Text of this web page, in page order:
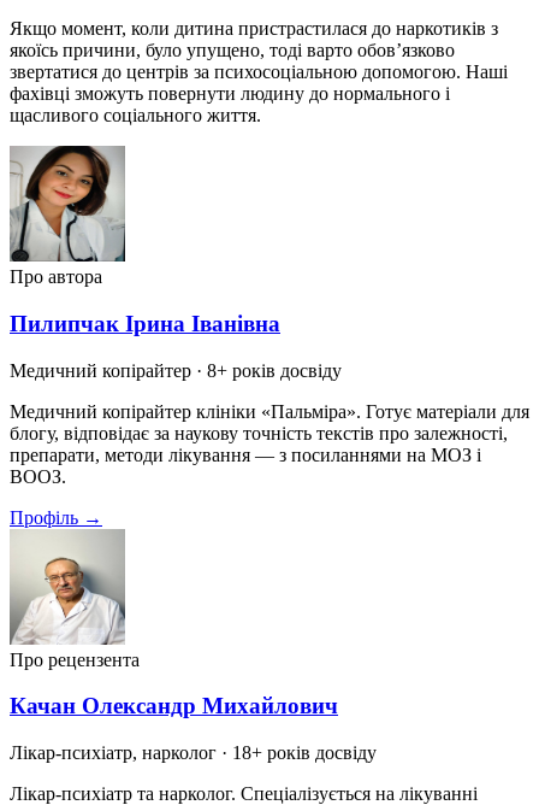
Якщо момент, коли дитина пристрастилася до наркотиків з
якоїсь причини, було упущено, тоді варто обов’язково
звертатися до центрів за психосоціальною допомогою. Наші
фахівці зможуть повернути людину до нормального і
щасливого соціального життя.
Про автора
Пилипчак Ірина Іванівна
Медичний копірайтер · 8+ років досвіду
Медичний копірайтер клініки «Пальміра». Готує матеріали для
блогу, відповідає за наукову точність текстів про залежності,
препарати, методи лікування — з посиланнями на МОЗ і
ВООЗ.
Профіль →
Про рецензента
Качан Олександр Михайлович
Лікар-психіатр, нарколог · 18+ років досвіду
Лікар-психіатр та нарколог. Спеціалізується на лікуванні